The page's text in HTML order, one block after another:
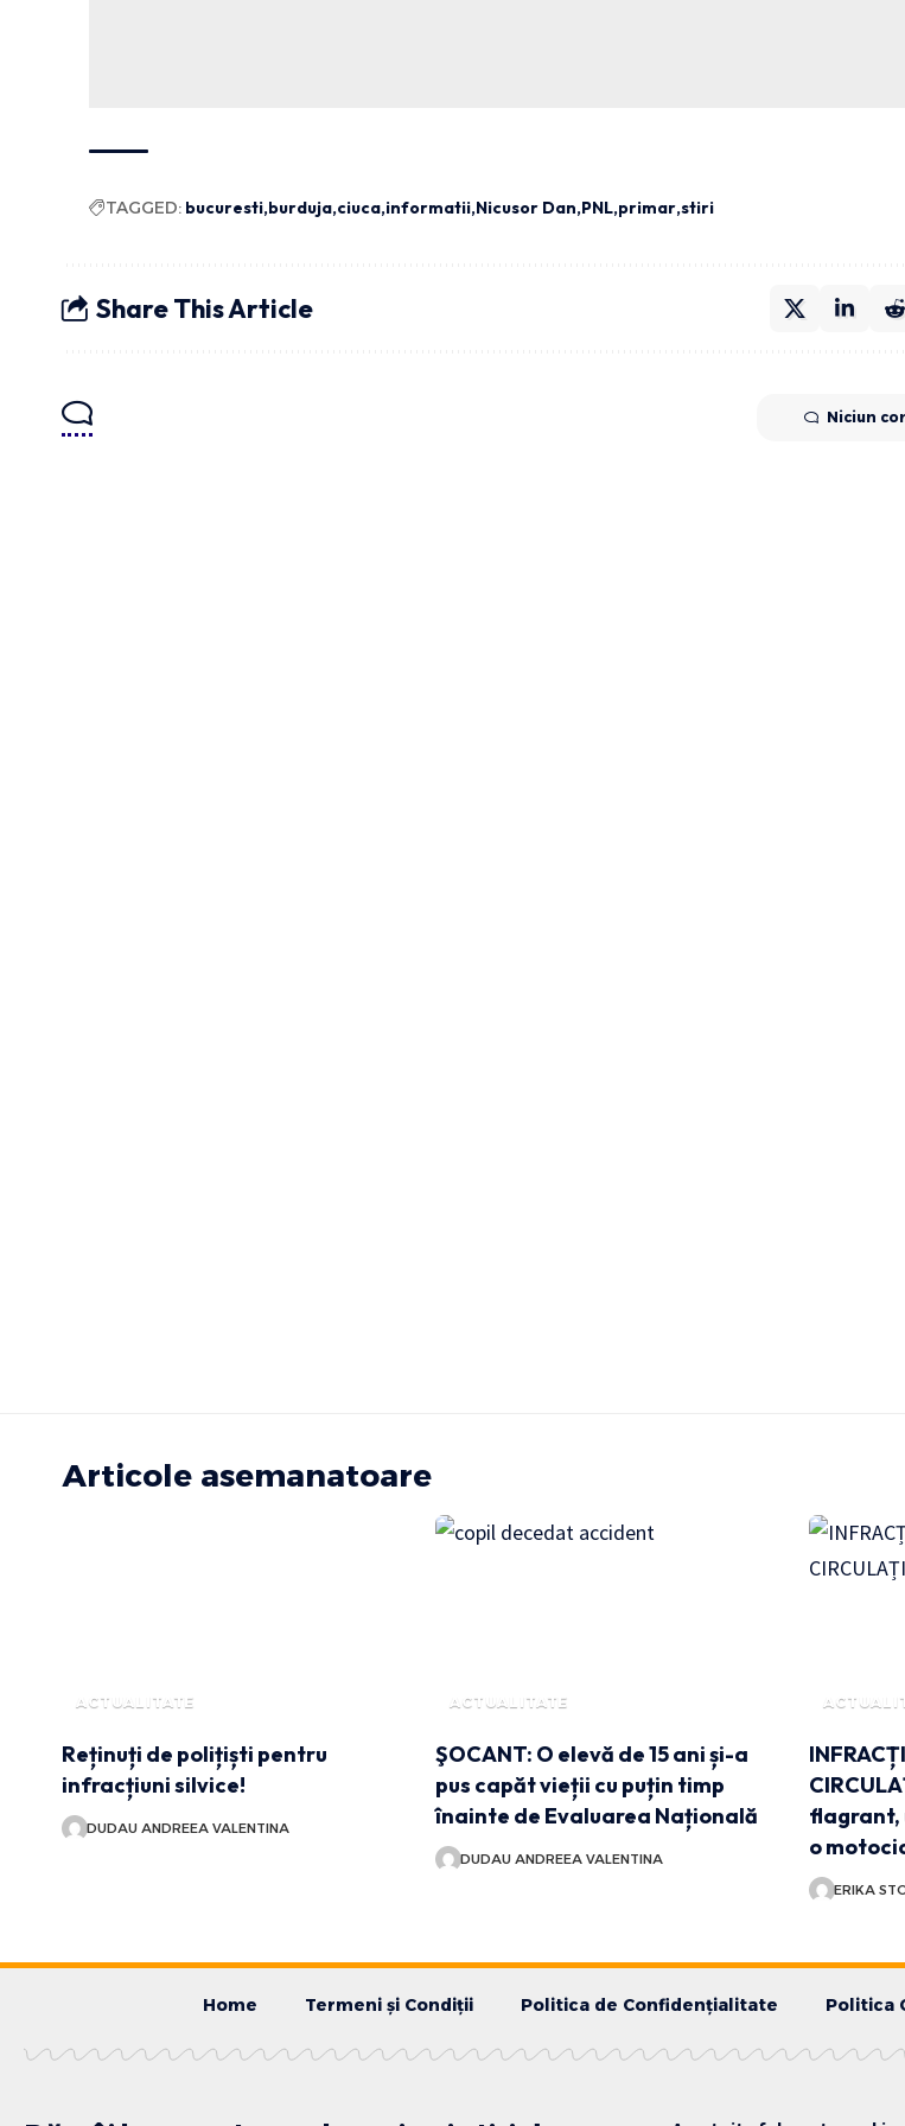
TAGGED: bucuresti burduja ciuca informatii Nicusor Dan PNL primar stiri
Share This Article
Niciun
Articole asemanatoare
ACTUALITATE
Reținuți de polițiști pentru
infracțiuni silvice!
DUDAU ANDREEA VALENTINA
ACTUALITATE
ŞOCANT: O elevă de 15 ani și-a
pus capăt vieții cu puțin timp
înainte de Evaluarea Națională
DUDAU ANDREEA VALENTINA
flagrant,
o
ERIKA
Home Termeni și Condiții Politica de Confidențialitate Politica